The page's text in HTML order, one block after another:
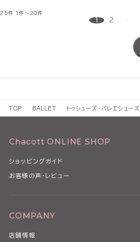
25件 1件～20件
1 2
TOP BALLET トゥシューズ・バレエシューズ
Chacott ONLINE SHOP
ショッピングガイド
お客様の声・レビュー
COMPANY
店舗情報